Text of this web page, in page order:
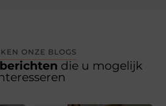
ONZE BLOGS
die u mogelijk